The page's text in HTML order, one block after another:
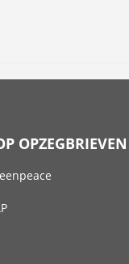
OPZEGBRIEVEN